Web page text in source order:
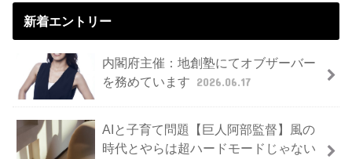
新着エントリー
内閣府主催：地創塾にてオブザーバー
を務めています 2026.06.17
AIと子育て問題【巨人阿部監督】風の
時代とやらは超ハードモードじゃない